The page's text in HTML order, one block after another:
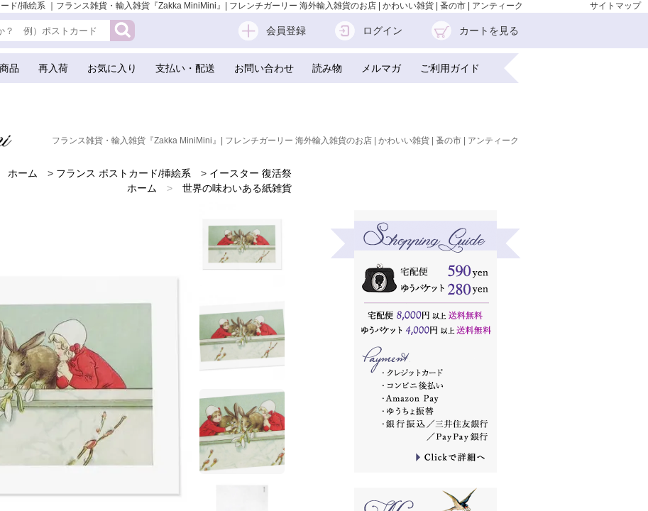
ド/挿絵系 ｜フランス雑貨・輸入雑貨『Zakka MiniMini』| フレンチガーリー 海外輸入雑貨のお店 | かわいい雑貨 | 蚤の市 | アンティーク サイトマップ
会員登録 ログイン カートを見る
品 再入荷 お気に入り 支払い・配送 お問い合わせ 読み物 メルマガ ご利用ガイド
フランス雑貨・輸入雑貨『Zakka MiniMini』| フレンチガーリー 海外輸入雑貨のお店 | かわいい雑貨 | 蚤の市 | アンティーク
ホーム > フランス ポストカード/挿絵系 > イースター 復活祭
ホーム
>
世界の味わいある紙雑貨
>
かわいい雑貨
>
フレンチ雑貨
うさぎ ウサギ ラビット 雑貨
ホーム
フランス 雑貨